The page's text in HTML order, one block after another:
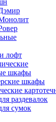
лофт
шкафы
шкафы
раздевалок
сумок